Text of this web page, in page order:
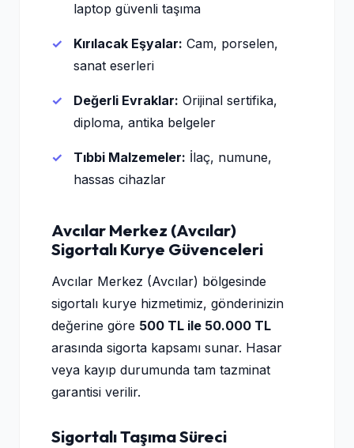
laptop güvenli taşıma
Kırılacak Eşyalar: Cam, porselen,
sanat eserleri
Değerli Evraklar: Orijinal sertifika,
diploma, antika belgeler
Tıbbi Malzemeler: İlaç, numune,
hassas cihazlar
Avcılar Merkez (Avcılar)
Sigortalı Kurye Güvenceleri
Avcılar Merkez (Avcılar) bölgesinde
sigortalı kurye hizmetimiz, gönderinizin
değerine göre 500 TL ile 50.000 TL
arasında sigorta kapsamı sunar. Hasar
veya kayıp durumunda tam tazminat
garantisi verilir.
Sigortalı Taşıma Süreci